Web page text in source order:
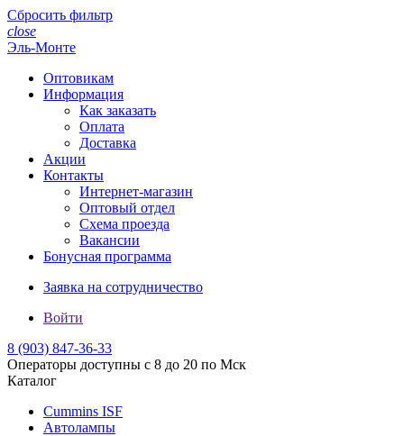
Сбросить фильтр
close
Эль-Монте
Оптовикам
Информация
Как заказать
Оплата
Доставка
Акции
Контакты
Интернет-магазин
Оптовый отдел
Схема проезда
Вакансии
Бонусная программа
Заявка на сотрудничество
Войти
8 (903) 847-36-33
Операторы доступны с 8 до 20 по Мск
Каталог
Cummins ISF
Автолампы